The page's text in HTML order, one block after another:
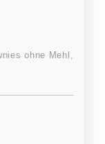
ohne Mehl,